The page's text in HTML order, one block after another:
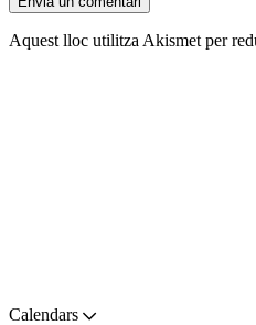
Aquest lloc utilitza Akismet per
Calendars